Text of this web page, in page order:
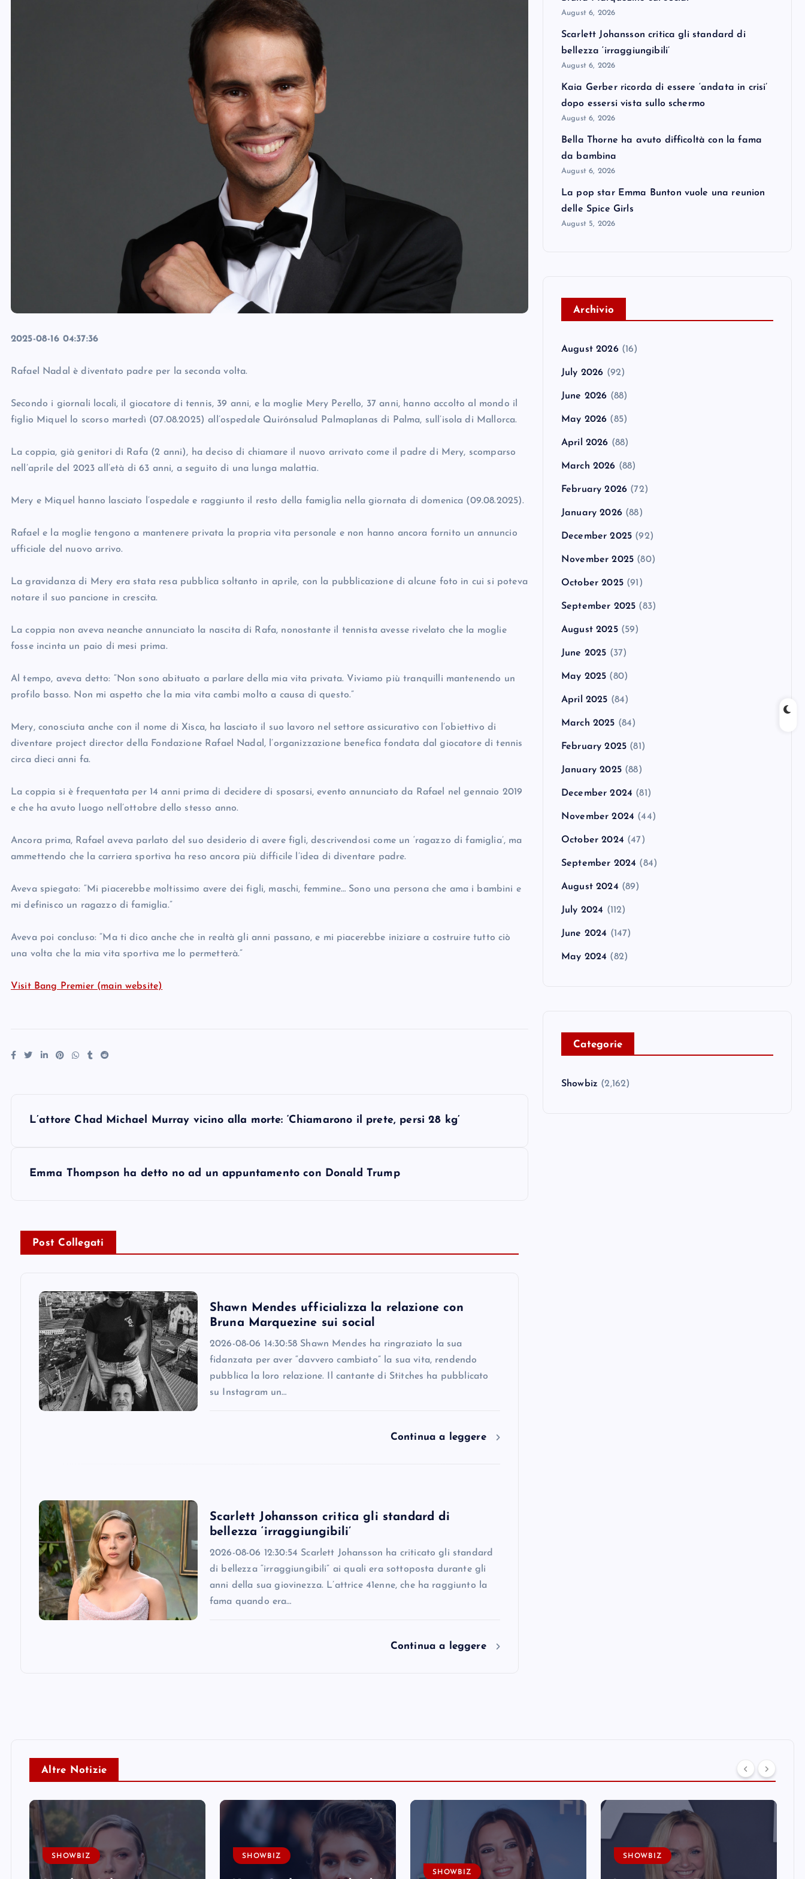
2025-08-16 04:37:36
Rafael Nadal è diventato padre per la seconda volta.
Secondo i giornali locali, il giocatore di tennis, 39 anni, e la moglie Mery Perello, 37 anni, hanno accolto al mondo il
figlio Miquel lo scorso martedì (07.08.2025) all’ospedale Quirónsalud Palmaplanas di Palma, sull’isola di Mallorca.
La coppia, già genitori di Rafa (2 anni), ha deciso di chiamare il nuovo arrivato come il padre di Mery, scomparso
nell’aprile del 2023 all’età di 63 anni, a seguito di una lunga malattia.
Mery e Miquel hanno lasciato l’ospedale e raggiunto il resto della famiglia nella giornata di domenica (09.08.2025).
Rafael e la moglie tengono a mantenere privata la propria vita personale e non hanno ancora fornito un annuncio
ufficiale del nuovo arrivo.
La gravidanza di Mery era stata resa pubblica soltanto in aprile, con la pubblicazione di alcune foto in cui si poteva
notare il suo pancione in crescita.
La coppia non aveva neanche annunciato la nascita di Rafa, nonostante il tennista avesse rivelato che la moglie
fosse incinta un paio di mesi prima.
Al tempo, aveva detto: “Non sono abituato a parlare della mia vita privata. Viviamo più tranquilli mantenendo un
profilo basso. Non mi aspetto che la mia vita cambi molto a causa di questo.”
Mery, conosciuta anche con il nome di Xisca, ha lasciato il suo lavoro nel settore assicurativo con l’obiettivo di
diventare project director della Fondazione Rafael Nadal, l’organizzazione benefica fondata dal giocatore di tennis
circa dieci anni fa.
La coppia si è frequentata per 14 anni prima di decidere di sposarsi, evento annunciato da Rafael nel gennaio 2019
e che ha avuto luogo nell’ottobre dello stesso anno.
Ancora prima, Rafael aveva parlato del suo desiderio di avere figli, descrivendosi come un ‘ragazzo di famiglia’, ma
ammettendo che la carriera sportiva ha reso ancora più difficile l’idea di diventare padre.
Aveva spiegato: “Mi piacerebbe moltissimo avere dei figli, maschi, femmine… Sono una persona che ama i bambini e
mi definisco un ragazzo di famiglia.”
Aveva poi concluso: “Ma ti dico anche che in realtà gli anni passano, e mi piacerebbe iniziare a costruire tutto ciò
una volta che la mia vita sportiva me lo permetterà.”
Visit Bang Premier (main website)
L’attore Chad Michael Murray vicino alla morte: ‘Chiamarono il prete, persi 28 kg’
Emma Thompson ha detto no ad un appuntamento con Donald Trump
Post Collegati
Shawn Mendes ufficializza la relazione con
Bruna Marquezine sui social
2026-08-06 14:30:58 Shawn Mendes ha ringraziato la sua
fidanzata per aver “davvero cambiato” la sua vita, rendendo
pubblica la loro relazione. Il cantante di Stitches ha pubblicato
su Instagram un…
Continua a leggere
Scarlett Johansson critica gli standard di
bellezza ‘irraggiungibili’
2026-08-06 12:30:54 Scarlett Johansson ha criticato gli standard
di bellezza “irraggiungibili” ai quali era sottoposta durante gli
anni della sua giovinezza. L’attrice 41enne, che ha raggiunto la
fama quando era…
Continua a leggere
August 6, 2026
Scarlett Johansson critica gli standard di
bellezza ‘irraggiungibili’
August 6, 2026
Kaia Gerber ricorda di essere ‘andata in crisi’
dopo essersi vista sullo schermo
August 6, 2026
Bella Thorne ha avuto difficoltà con la fama
da bambina
August 6, 2026
La pop star Emma Bunton vuole una reunion
delle Spice Girls
August 5, 2026
Archivio
August 2026(16)
July 2026 (92)
June 2026 (88)
May 2026 (85)
April 2026 (88)
March 2026 (88)
February 2026 (72)
January 2026(88)
December 2025 (92)
November 2025 (80)
October 2025(91)
September 2025 (83)
August 2025(59)
June 2025 (37)
May 2025 (80)
April 2025 (84)
March 2025 (84)
February 2025 (81)
January 2025(88)
December 2024 (81)
November 2024 (44)
October 2024 (47)
September 2024 (84)
August 2024 (89)
July 2024 (112)
June 2024 (147)
May 2024 (82)
Categorie
Showbiz (2,162)
Altre Notizie
SHOWBIZ SHOWBIZ
SHOWBIZ
SHOWBIZ